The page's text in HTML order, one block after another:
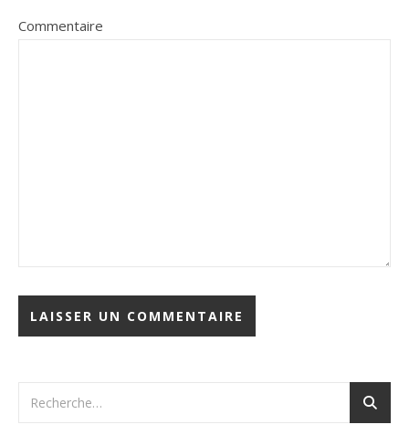
Commentaire